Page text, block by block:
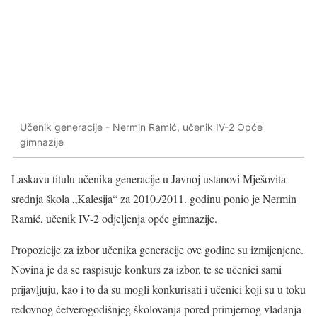
Učenik generacije - Nermin Ramić, učenik IV-2 Opće
gimnazije
Laskavu titulu učenika generacije u Javnoj ustanovi Mješovita
srednja škola „Kalesija“ za 2010./2011. godinu ponio je Nermin
Ramić, učenik IV-2 odjeljenja opće gimnazije.
Propozicije za izbor učenika generacije ove godine su izmijenjene.
Novina je da se raspisuje konkurs za izbor, te se učenici sami
prijavljuju, kao i to da su mogli konkurisati i učenici koji su u toku
redovnog četverogodišnjeg školovanja pored primjernog vladanja